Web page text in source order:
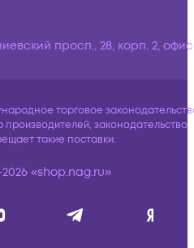
просп., 28, корп. 2,
торговое
законодательство
такие поставки.
«shop.nag.ru»